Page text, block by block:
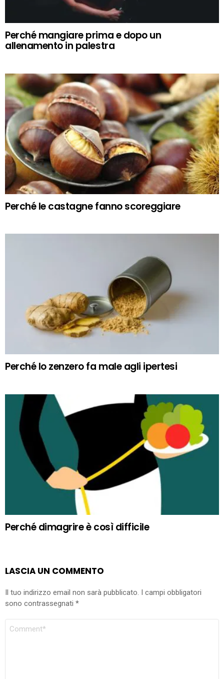
Perché mangiare prima e dopo un
allenamento in palestra
Perché le castagne fanno scoreggiare
Perché lo zenzero fa male agli ipertesi
Perché dimagrire è così difficile
LASCIA UN COMMENTO
Il tuo indirizzo email non sarà pubblicato. I campi obbligatori
sono contrassegnati *
COMMENTO